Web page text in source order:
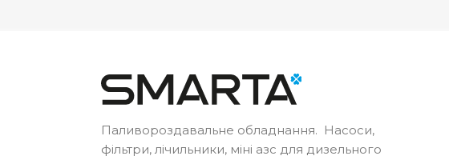
Паливороздавальне обладнання. Насоси,
фільтри, лічильники, міні азс для дизельного